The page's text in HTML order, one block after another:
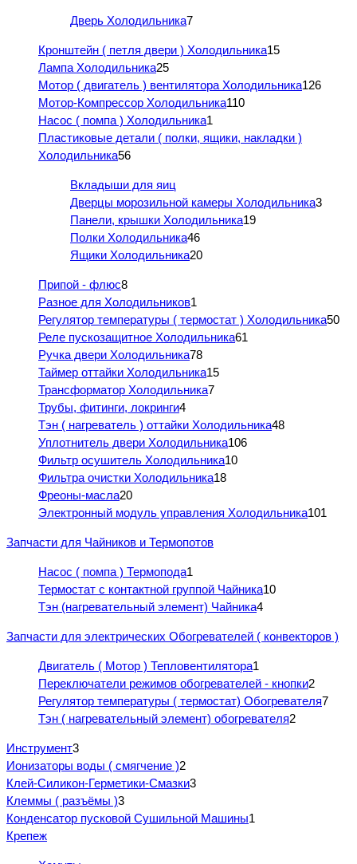
Дверь Холодильника7
Кронштейн ( петля двери ) Холодильника15
Лампа Холодильника25
Мотор ( двигатель ) вентилятора Холодильника126
Мотор-Компрессор Холодильника110
Насос ( помпа ) Холодильника1
Пластиковые детали ( полки, ящики, накладки )
Холодильника56
Вкладыши для яиц
Дверцы морозильной камеры Холодильника3
Панели, крышки Холодильника19
Полки Холодильника46
Ящики Холодильника20
Припой - флюс8
Разное для Холодильников1
Регулятор температуры ( термостат ) Холодильника50
Реле пускозащитное Холодильника61
Ручка двери Холодильника78
Таймер оттайки Холодильника15
Трансформатор Холодильника7
Трубы, фитинги, локринги4
Тэн ( нагреватель ) оттайки Холодильника48
Уплотнитель двери Холодильника106
Фильтр осушитель Холодильника10
Фильтра очистки Холодильника18
Фреоны-масла20
Электронный модуль управления Холодильника101
Запчасти для Чайников и Термопотов
Насос ( помпа ) Термопода1
Термостат с контактной группой Чайника10
Тэн (нагревательный элемент) Чайника4
Запчасти для электрических Обогревателей ( конвекторов )
Двигатель ( Мотор ) Тепловентилятора1
Переключатели режимов обогревателей - кнопки2
Регулятор температуры ( термостат) Обогревателя7
Тэн ( нагревательный элемент) обогревателя2
Инструмент3
Ионизаторы воды ( смягчение )2
Клей-Силикон-Герметики-Смазки3
Клеммы ( разъёмы )3
Конденсатор пусковой Сушильной Машины1
Крепеж